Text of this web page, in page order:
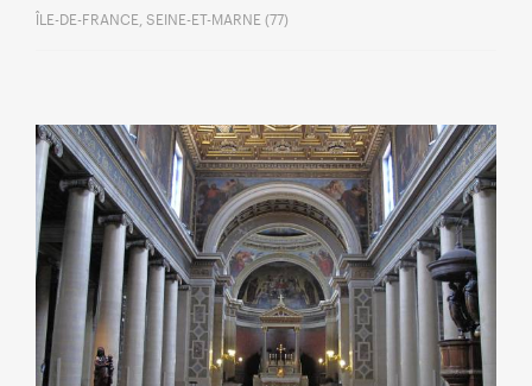
ÎLE-DE-FRANCE, SEINE-ET-MARNE (77)